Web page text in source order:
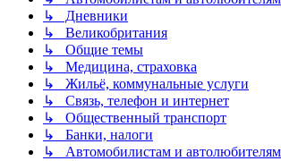
↳ Дневники
↳ Великобритания
↳ Общие темы
↳ Медицина, страховка
↳ Жильё, коммунальные услуги
↳ Связь, телефон и интернет
↳ Общественный транспорт
↳ Банки, налоги
↳ Автомобилистам и автолюбителям